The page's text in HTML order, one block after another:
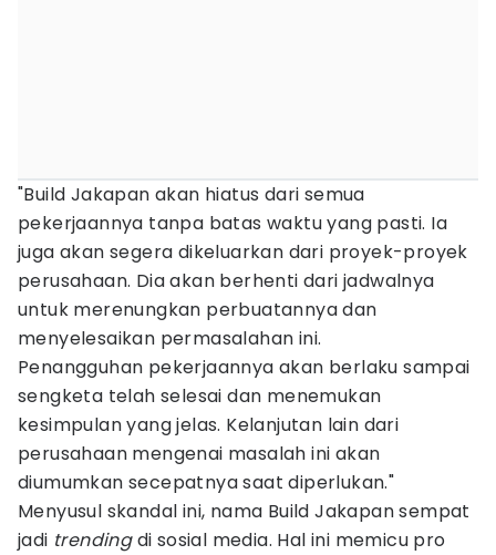
"Build Jakapan akan hiatus dari semua
pekerjaannya tanpa batas waktu yang pasti. Ia
juga akan segera dikeluarkan dari proyek-proyek
perusahaan. Dia akan berhenti dari jadwalnya
untuk merenungkan perbuatannya dan
menyelesaikan permasalahan ini.
Penangguhan pekerjaannya akan berlaku sampai
sengketa telah selesai dan menemukan
kesimpulan yang jelas. Kelanjutan lain dari
perusahaan mengenai masalah ini akan
diumumkan secepatnya saat diperlukan."
Menyusul skandal ini, nama Build Jakapan sempat
jadi trendingdi sosial media. Hal ini memicu pro